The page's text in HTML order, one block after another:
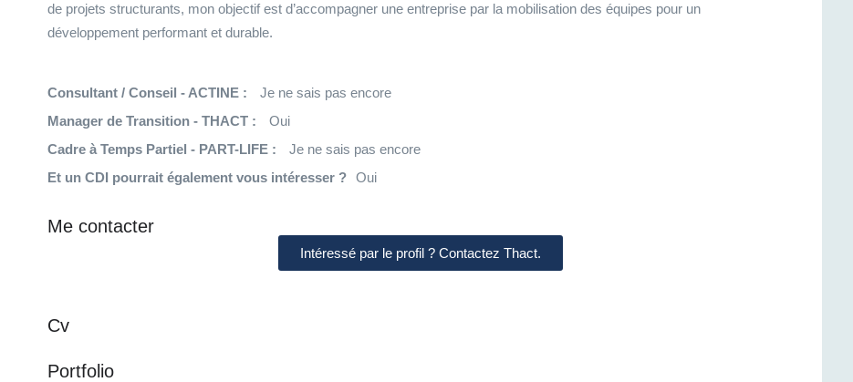
de projets structurants, mon objectif est d’accompagner une entreprise par la mobilisation des équipes pour un
développement performant et durable.
Consultant / Conseil - ACTINE :
Je ne sais pas encore
Manager de Transition - THACT :
Oui
Cadre à Temps Partiel - PART-LIFE :
Je ne sais pas encore
Et un CDI pourrait également vous intéresser ? Oui
Me contacter
Intéressé par le profil ? Contactez Thact.
Cv
Portfolio